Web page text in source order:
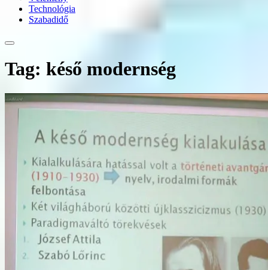
Technológia
Szabadidő
Tag: késő modernség